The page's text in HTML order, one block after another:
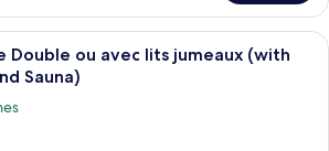
Une chambre d’hôtel avec un lit, un
Double ou avec lits jumeaux (with
Sauna)